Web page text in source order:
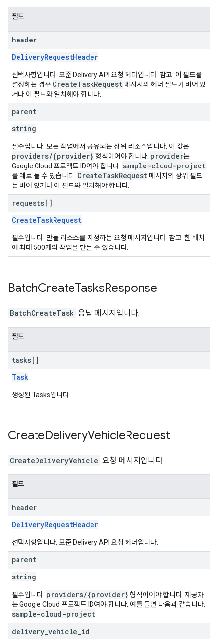
필드
header
DeliveryRequestHeader
선택사항입니다. 표준 Delivery API 요청 헤더입니다. 참고: 이 필드를
설정하는 경우 CreateTaskRequest 메시지의 헤더 필드가 비어 있
거나 이 필드와 일치해야 합니다.
parent
string
필수입니다. 모든 작업에서 공유되는 상위 리소스입니다. 이 값은
providers/{provider} 형식이어야 합니다. provider는
Google Cloud 프로젝트 ID여야 합니다. sample-cloud-project
를 예로 들 수 있습니다. CreateTaskRequest 메시지의 상위 필드
는 비어 있거나 이 필드와 일치해야 합니다.
requests[]
CreateTaskRequest
필수입니다. 만들 리소스를 지정하는 요청 메시지입니다. 참고: 한 배치
에 최대 500개의 작업을 만들 수 있습니다.
BatchCreateTasksResponse
BatchCreateTask 응답 메시지입니다.
필드
tasks[]
Task
생성된 Tasks입니다.
CreateDeliveryVehicleRequest
CreateDeliveryVehicle 요청 메시지입니다.
필드
header
DeliveryRequestHeader
선택사항입니다. 표준 Delivery API 요청 헤더입니다.
parent
string
필수입니다. providers/{provider} 형식이어야 합니다. 제공자
는 Google Cloud 프로젝트 ID여야 합니다. 예를 들면 다음과 같습니다.
sample-cloud-project
delivery vehicle id